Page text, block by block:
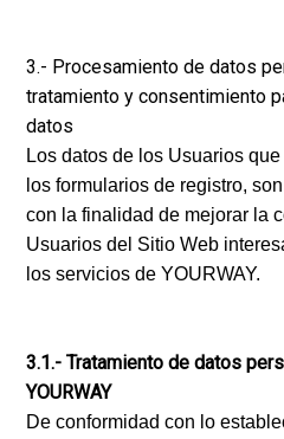
3.- Procesamiento de datos
tratamiento y consentimiento
datos
Los datos de los Usuarios
los formularios de registro,
con la finalidad de mejorar la
Usuarios del Sitio Web
los servicios de YOURWAY.
3.1.- Tratamiento de datos
YOURWAY
De conformidad con lo